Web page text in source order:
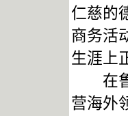
仁慈的
商务活
生涯上
在鲁
营海外